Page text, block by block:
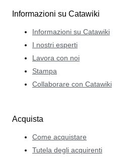
Informazioni su Catawiki
Informazioni su Catawiki
I nostri esperti
Lavora con noi
Stampa
Collaborare con Catawiki
Acquista
Come acquistare
Tutela degli acquirenti